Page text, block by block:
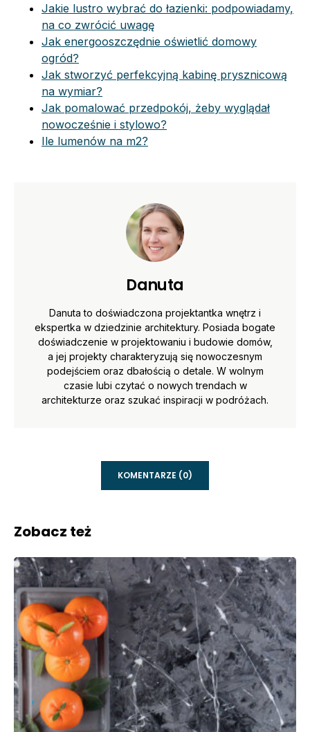
Jakie lustro wybrać do łazienki: podpowiadamy,
na co zwrócić uwagę
Jak energooszczędnie oświetlić domowy
ogród?
Jak stworzyć perfekcyjną kabinę prysznicową
na wymiar?
Jak pomalować przedpokój, żeby wyglądał
nowocześnie i stylowo?
Ile lumenów na m2?
Danuta
Danuta to doświadczona projektantka wnętrz i
ekspertka w dziedzinie architektury. Posiada bogate
doświadczenie w projektowaniu i budowie domów,
a jej projekty charakteryzują się nowoczesnym
podejściem oraz dbałością o detale. W wolnym
czasie lubi czytać o nowych trendach w
architekturze oraz szukać inspiracji w podróżach.
KOMENTARZE (0)
Zobacz też